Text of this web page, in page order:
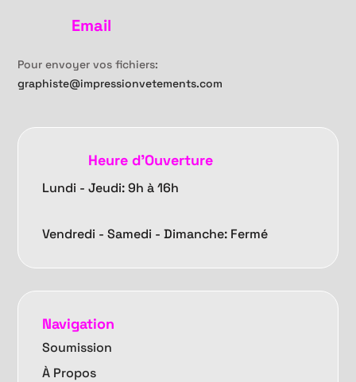
Email
Pour envoyer vos fichiers:
graphiste@impressionvetements.com
Heure d'Ouverture
Lundi - Jeudi: 9h à 16h
Vendredi -Samedi - Dimanche: Fermé
Navigation
Soumission
À Propos